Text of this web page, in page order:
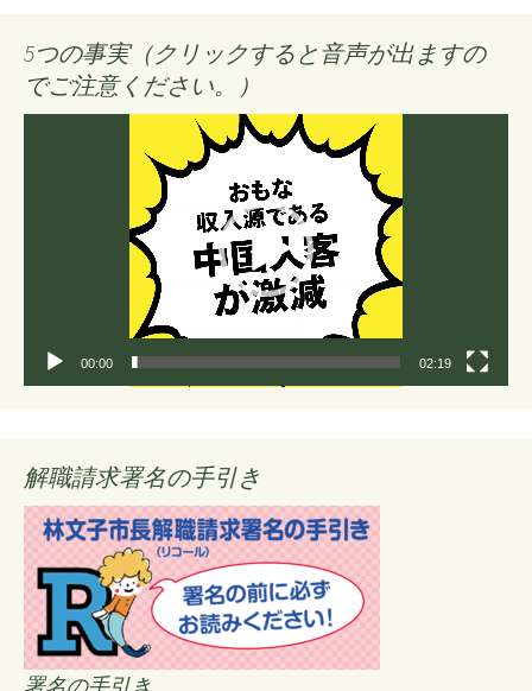
5つの事実（クリックすると音声が出ますの
でご注意ください。）
00:00 02:19
解職請求署名の手引き